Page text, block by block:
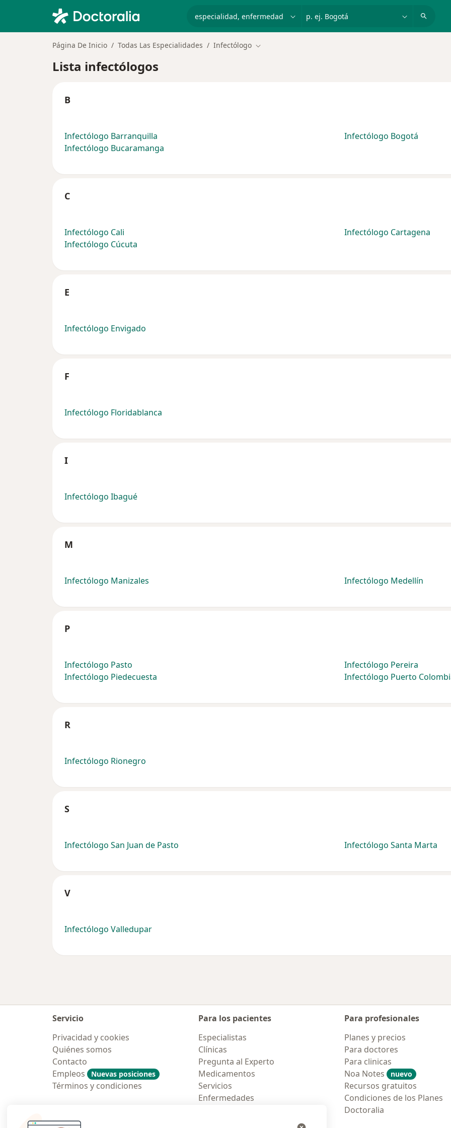
p. ej. Bogotá
Página De Inicio Todas Las Especialidades Infectólogo Cambiar de ciudad
Lista infectólogos
B
Infectólogo Barranquilla
Infectólogo Bogotá
Infectólogo Bucaramanga
C
Infectólogo Cali
Infectólogo Cartagena
Infectólogo Cúcuta
E
Infectólogo Envigado
F
Infectólogo Floridablanca
I
Infectólogo Ibagué
M
Infectólogo Manizales Infectólogo Medellín
P
Infectólogo Pasto
Infectólogo Pereira
Infectólogo Piedecuesta
Infectólogo Puerto
R
Infectólogo Rionegro
S
Infectólogo San Juan de Pasto Infectólogo Santa Marta
V
Infectólogo Valledupar
Servicio
Privacidad y cookies
Quiénes somos
Contacto
Empleos
Nuevas posiciones
Términos y condiciones
Para los pacientes
Especialistas
Clínicas
Pregunta al Experto
Medicamentos
Servicios
Enfermedades
Para profesionales
Planes y precios
Para doctores
Para clinicas
Noa Notes
nuevo
Recursos gratuitos
Condiciones de los Planes
Doctoralia